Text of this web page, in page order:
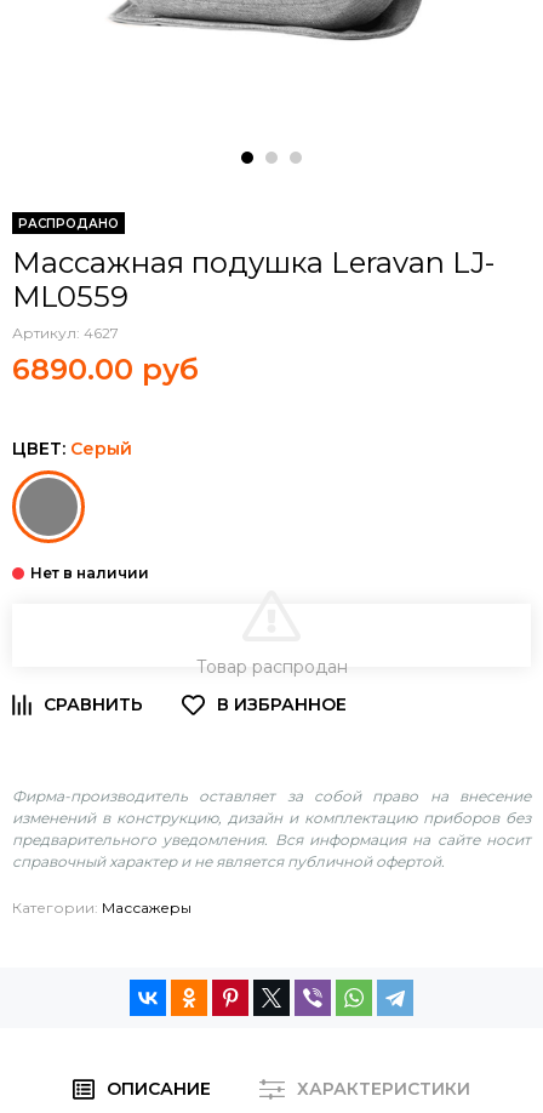
РАСПРОДАНО
Массажная подушка Leravan LJ-
ML0559
Артикул: 4627
6890.00 руб
ЦВЕТ: Серый
Товар распродан
Фирма-производитель оставляет за собой право на внесение
изменений в конструкцию, дизайн и комплектацию приборов без
предварительного уведомления. Вся информация на сайте носит
справочный характер и не является публичной офертой.
Категории: Массажеры
ОПИСАНИЕ ХАРАКТЕРИСТИКИ